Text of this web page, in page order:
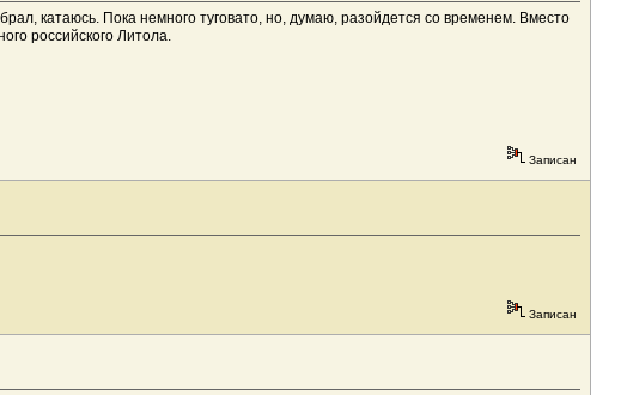
катаюсь. Пока немного туговато, но, думаю, разойдется со временем. Вместо
российского Литола.
Записан
Записан